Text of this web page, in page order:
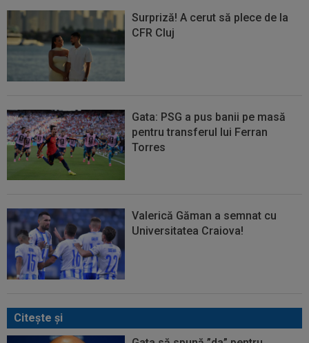
Surpriză! A cerut să plece de la
CFR Cluj
Gata: PSG a pus banii pe masă
pentru transferul lui Ferran
Torres
Valerică Găman a semnat cu
Universitatea Craiova!
Citeşte şi